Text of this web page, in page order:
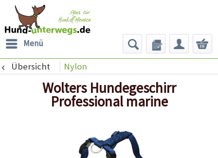
Menü
Übersicht Nylon
Wolters Hundegeschirr
Professional marine